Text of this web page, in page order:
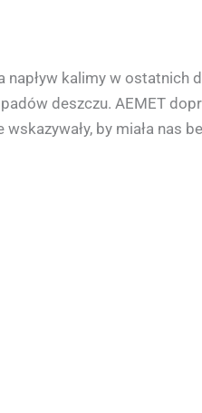
kalimy w ostatnich
deszczu. AEMET
by miała nas